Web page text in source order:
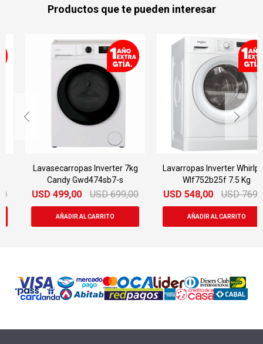
Productos que te pueden interesar
Lavasecarropas Inverter 7kg
Candy Gwd474sb7-s
499,00 USD 699,00
Lavarropas Inverter Whirlpool
Wlf752b25f 7.5 Kg
548,00 USD 769,00